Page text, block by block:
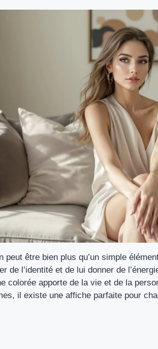
peut être bien plus qu’un simple
de l’identité et de lui donner de
colorée apporte de la vie et de la
il existe une affiche parfaite pour